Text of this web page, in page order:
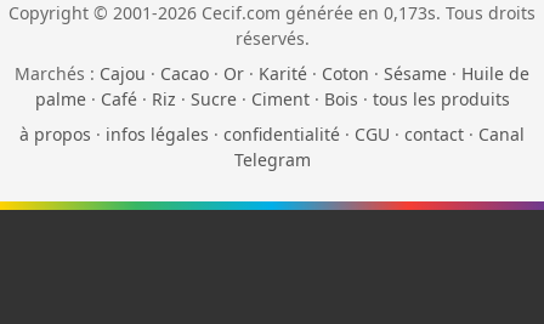
Copyright © 2001-2026 Cecif.com générée en 0,173s. Tous droits
réservés.
Marchés : Cajou · Cacao · Or · Karité · Coton · Sésame · Huile de
palme· Café· Riz · Sucre· Ciment· Bois · tous les produits
à propos · infos légales · confidentialité · CGU · contact · Canal
Telegram